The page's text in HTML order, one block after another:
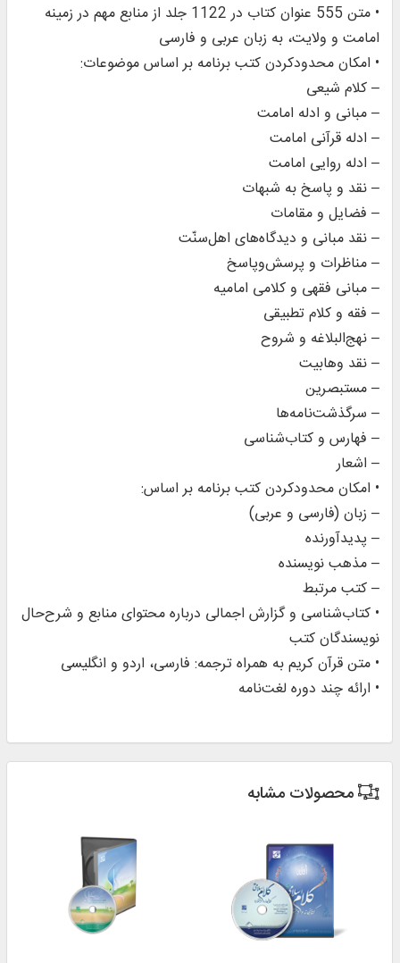
• متن 555 عنوان کتاب در 1122 جلد از منابع مهم در زمينه
امامت و ولايت، به زبان عربی و فارسی
• امکان محدودکردن کتب برنامه بر اساس موضوعات:
– کلام شیعی
– مبانی و ادله امامت
– ادله قرآنی امامت
– ادله روایی امامت
– نقد و پاسخ به شبهات
– فضایل و مقامات
– نقد مبانی و دیدگاه‌های اهل‌سنّت
– مناظرات و پرسش‌وپاسخ
– مبانی فقهی و کلامی امامیه
– فقه و کلام تطبیقی
– نهج‌البلاغه و شروح
– نقد وهابیت
– مستبصرین
– سرگذشت‌نامه‌ها
– فهارس و کتاب‌شناسی
– اشعار
• امکان محدودکردن کتب برنامه بر اساس:
– زبان (فارسی و عربی)
– پدیدآورنده
– مذهب نویسنده
– کتب مرتبط
• کتاب‌شناسی و گزارش اجمالی درباره محتوای منابع و شرح‌حال
نویسندگان کتب
• متن قرآن کریم به همراه ترجمه: فارسی، اردو و انگلیسی
• ارائه چند دوره لغت‌نامه
محصولات مشابه